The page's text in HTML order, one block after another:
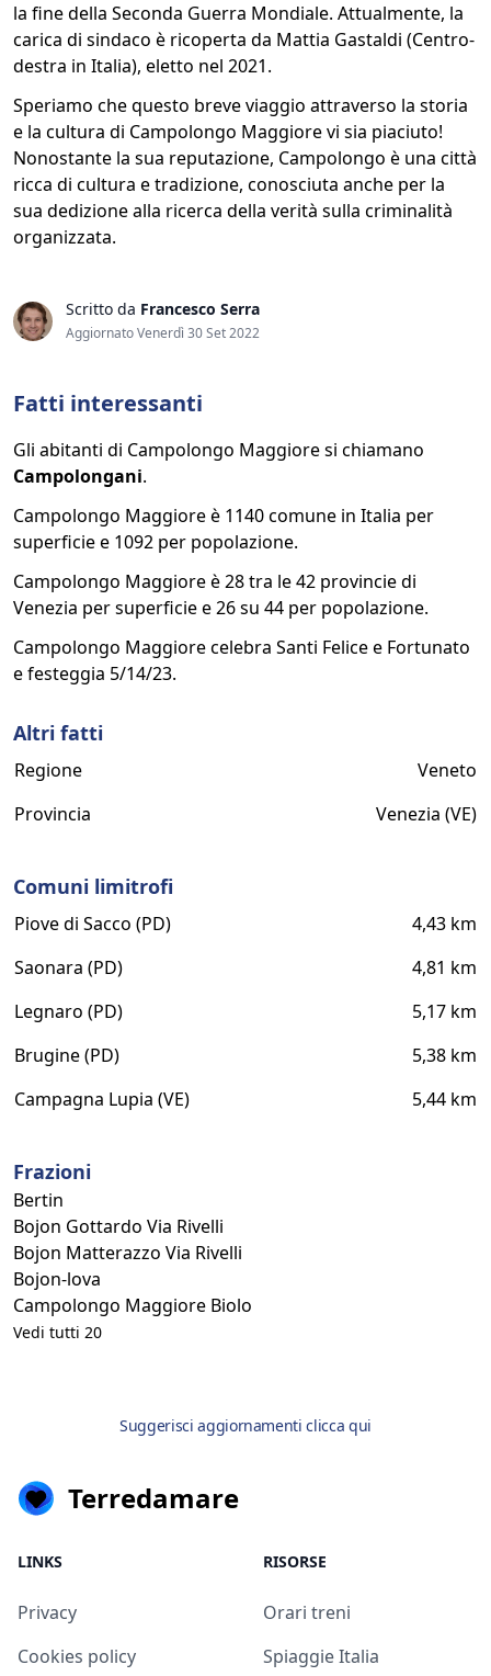
la fine della Seconda Guerra Mondiale. Attualmente, la
carica di sindaco è ricoperta da Mattia Gastaldi (Centro-
destra in Italia), eletto nel 2021.
Speriamo che questo breve viaggio attraverso la storia
e la cultura di Campolongo Maggiore vi sia piaciuto!
Nonostante la sua reputazione, Campolongo è una città
ricca di cultura e tradizione, conosciuta anche per la
sua dedizione alla ricerca della verità sulla criminalità
organizzata.
Scritto da Francesco Serra
Aggiornato Venerdì 30 Set 2022
Fatti interessanti
Gli abitanti di Campolongo Maggiore si chiamano
Campolongani.
Campolongo Maggiore è 1140 comune in Italia per
superficie e 1092 per popolazione.
Campolongo Maggiore è 28 tra le 42 provincie di
Venezia per superficie e 26 su 44 per popolazione.
Campolongo Maggiore celebra Santi Felice e Fortunato
e festeggia 5/14/23.
Altri fatti
Regione
Veneto
Provincia
Venezia (VE)
Comuni limitrofi
Piove di Sacco (PD)
4,43 km
Saonara (PD)
4,81 km
Legnaro (PD)
5,17 km
Brugine (PD)
5,38 km
Campagna Lupia (VE)
5,44 km
Frazioni
Bertin
Bojon Gottardo Via Rivelli
Bojon Matterazzo Via Rivelli
Bojon-lova
Campolongo Maggiore Biolo
Vedi tutti 20
Suggerisci aggiornamenti clicca qui
Terredamare
LINKS
Privacy
Cookies policy
RISORSE
Orari treni
Spiaggie Italia